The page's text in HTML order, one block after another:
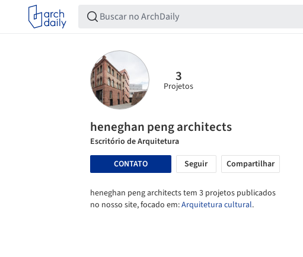
3
Projetos
heneghan peng architects
Escritório de Arquitetura
CONTATO
Seguir Compartilhar
heneghan peng architects tem 3 projetos publicados
no nosso site, focado em:Arquitetura cultural.